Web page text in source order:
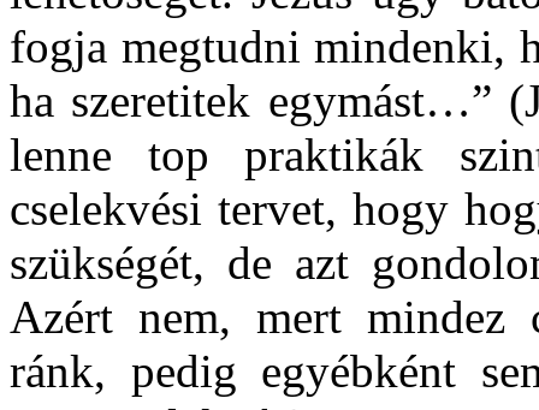
fogja megtudni mindenki,
ha szeretitek egymást…”
lenne top praktikák
cselekvési tervet, hogy
szükségét, de azt
Azért nem, mert mindez
ránk, pedig egyébként